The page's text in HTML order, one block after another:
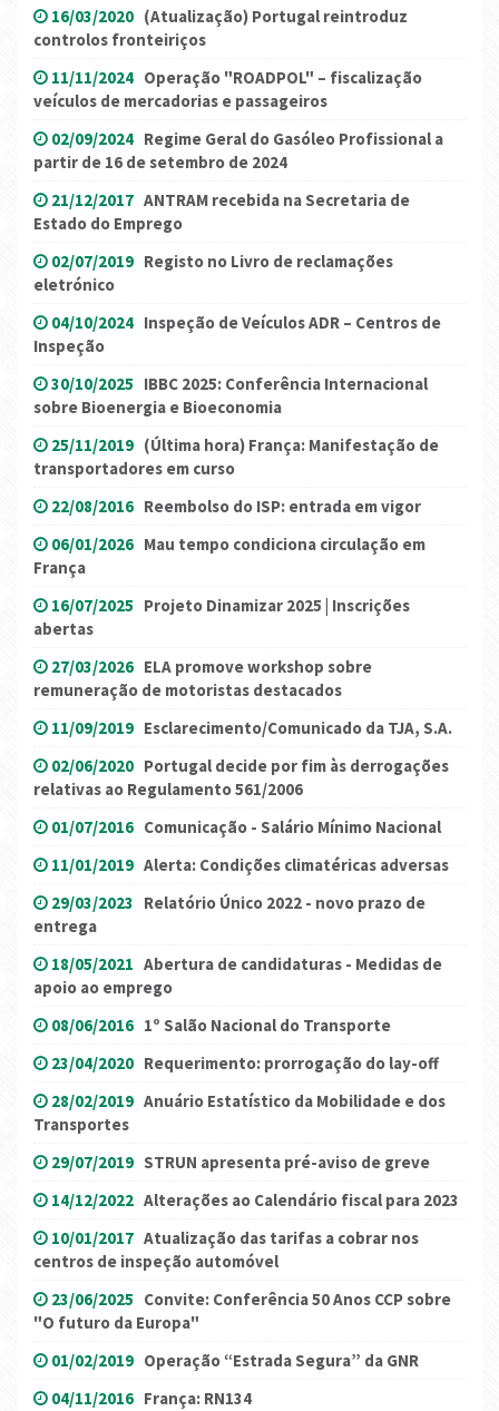
16/03/2020 (Atualização) Portugal reintroduz
controlos fronteiriços
11/11/2024 Operação "ROADPOL" – fiscalização
veículos de mercadorias e passageiros
02/09/2024 Regime Geral do Gasóleo Profissional a
partir de 16 de setembro de 2024
21/12/2017 ANTRAM recebida na Secretaria de
Estado do Emprego
02/07/2019 Registo no Livro de reclamações
eletrónico
04/10/2024 Inspeção de Veículos ADR – Centros de
Inspeção
30/10/2025 IBBC 2025: Conferência Internacional
sobre Bioenergia e Bioeconomia
25/11/2019 (Última hora) França: Manifestação de
transportadores em curso
22/08/2016 Reembolso do ISP: entrada em vigor
06/01/2026 Mau tempo condiciona circulação em
França
16/07/2025 Projeto Dinamizar 2025 | Inscrições
abertas
27/03/2026 ELA promove workshop sobre
remuneração de motoristas destacados
11/09/2019 Esclarecimento/Comunicado da TJA, S.A.
02/06/2020 Portugal decide por fim às derrogações
relativas ao Regulamento 561/2006
01/07/2016 Comunicação - Salário Mínimo Nacional
11/01/2019 Alerta: Condições climatéricas adversas
29/03/2023 Relatório Único 2022 - novo prazo de
entrega
18/05/2021 Abertura de candidaturas - Medidas de
apoio ao emprego
08/06/2016 1º Salão Nacional do Transporte
23/04/2020 Requerimento: prorrogação do lay-off
28/02/2019 Anuário Estatístico da Mobilidade e dos
Transportes
29/07/2019 STRUN apresenta pré-aviso de greve
14/12/2022 Alterações ao Calendário fiscal para 2023
10/01/2017 Atualização das tarifas a cobrar nos
centros de inspeção automóvel
23/06/2025 Convite: Conferência 50 Anos CCP sobre
"O futuro da Europa"
01/02/2019 Operação “Estrada Segura” da GNR
04/11/2016 França: RN134